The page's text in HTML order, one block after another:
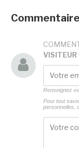
Commentaire
VISITEUR
Renseignez
Pour tout
personnelles,